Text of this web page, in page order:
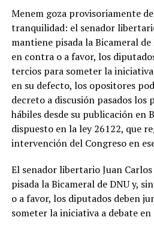
Menem goza provisoriamente
tranquilidad: el senador
mantiene pisada la Bicameral
en contra o a favor, los
tercios para someter la iniciativa
en su defecto, los opositores
decreto a discusión pasados los
hábiles desde su publicación en
dispuesto en la ley 26122, que
intervención del Congreso en
El senador libertario Juan
pisada la Bicameral de DNU y,
o a favor, los diputados deben
someter la iniciativa a debate en